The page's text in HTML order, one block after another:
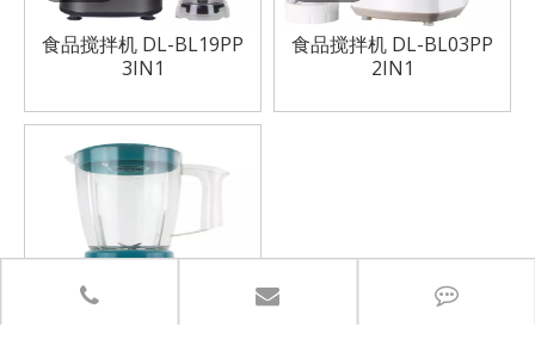
食品搅拌机 DL-BL19PP
3IN1
食品搅拌机 DL-BL03PP
2IN1